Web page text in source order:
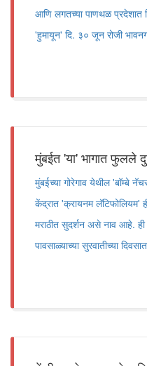
आणि लगतच्या पाणथळ प्रदेशात
'हुमायून' दि. ३० जून रोजी
मुंबईत 'या' भागात फुलले
मुंबईच्या गोरेगाव येथील 'बॉम्बे
केंद्रात 'क्रायनम लॅटिफोलियम'
मराठीत सुदर्शन असे नाव आहे.
पावसाळ्याच्या सुरवातीच्या